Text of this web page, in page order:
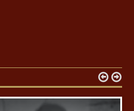
 